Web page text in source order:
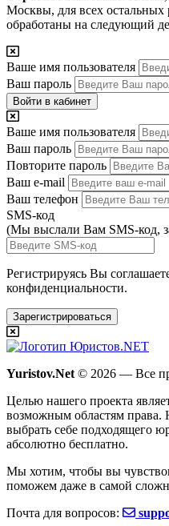
Москвы, для всех остальных
обработаны на следующий
Ваше имя пользователя
Ваш пароль
Войти в кабинет
Ваше имя пользователя
Ваш пароль
Повторите пароль
Ваш e-mail
Ваш телефон
SMS-код
(Мы выслали Вам SMS-код,
Регистрируясь Вы
конфиденциальности.
Зарегистрироваться
Yuristov.Net © 2026 — Все
Целью нашего проекта
возможным областям права.
выбрать себе подходящего
абсолютно бесплатно.
Мы хотим, чтобы вы
поможем даже в самой
Почта для вопросов: